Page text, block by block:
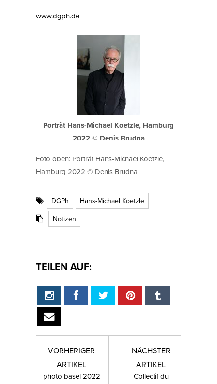
www.dgph.de
Porträt Hans-Michael Koetzle, Hamburg
2022 © Denis Brudna
Foto oben: Porträt Hans-Michael Koetzle,
Hamburg 2022 © Denis Brudna
DGPh
Hans-Michael Koetzle
Notizen
TEILEN AUF:
VORHERIGER
ARTIKEL
photo basel 2022
NÄCHSTER
ARTIKEL
Collectif du